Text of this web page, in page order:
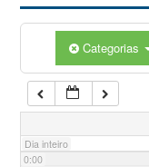
Categorias
Dia inteiro
0:00